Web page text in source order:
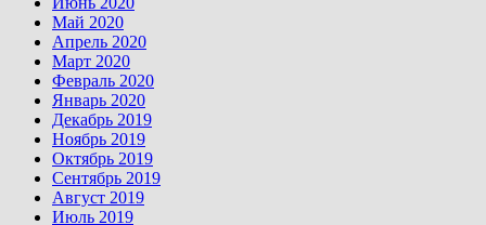
Май 2020
Апрель 2020
Март 2020
Февраль 2020
Январь 2020
Декабрь 2019
Ноябрь 2019
Октябрь 2019
Сентябрь 2019
Август 2019
Июль 2019